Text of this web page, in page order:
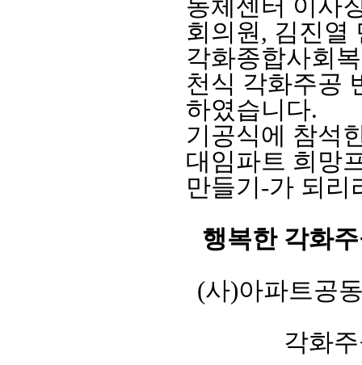
동체센터 이사
회의원, 김진열
각화종합사회
천식 각화주공
하였습니다.
기공식에 참석
대임파트 희망
만들기-가 되리
행복한 각화
(사)아파트공
각화